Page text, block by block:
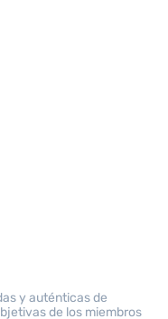
y auténticas de
de los miembros